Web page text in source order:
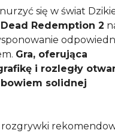
się w świat
Dead Redemption 2
Gra, oferująca
i rozległy
solidnej